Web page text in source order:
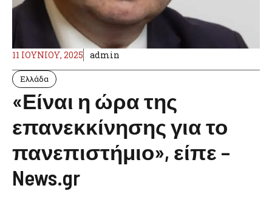
11 ΙΟΥΝΊΟΥ, 2025 admin
Ελλάδα
«Είναι η ώρα της
επανεκκίνησης για το
πανεπιστήμιο», είπε –
News.gr